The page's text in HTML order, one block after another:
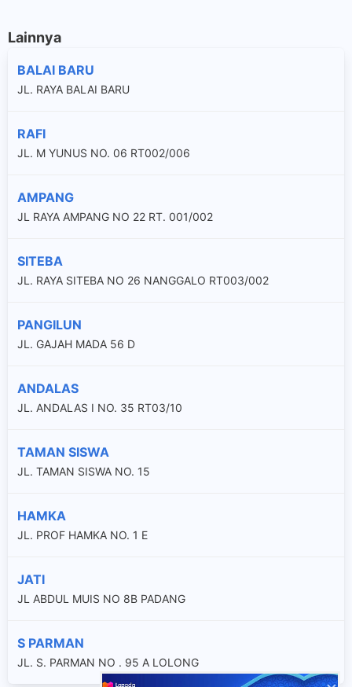
Lainnya
BALAI BARU
JL. RAYA BALAI BARU
RAFI
JL. M YUNUS NO. 06 RT002/006
AMPANG
JL RAYA AMPANG NO 22 RT. 001/002
SITEBA
JL. RAYA SITEBA NO 26 NANGGALO RT003/002
PANGILUN
JL. GAJAH MADA 56 D
ANDALAS
JL. ANDALAS I NO. 35 RT03/10
TAMAN SISWA
JL. TAMAN SISWA NO. 15
HAMKA
JL. PROF HAMKA NO. 1 E
JATI
JL ABDUL MUIS NO 8B PADANG
S PARMAN
JL. S. PARMAN NO . 95 A LOLONG